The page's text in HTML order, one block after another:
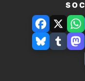
Facebook
X
BlueskyTumblr